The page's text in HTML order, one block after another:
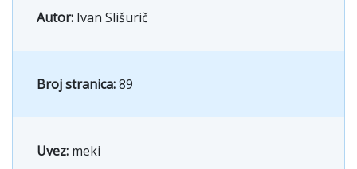
Autor: Ivan Slišurič
Broj stranica:89
Uvez: meki